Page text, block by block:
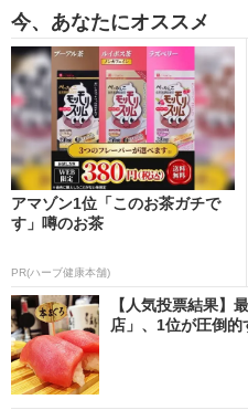
今、あなたにオススメ
アマゾン1位「このお茶ガチで
す」噂のお茶
PR(ハーブ健康本舗)
【人気投票結果】
店」、1位が圧倒